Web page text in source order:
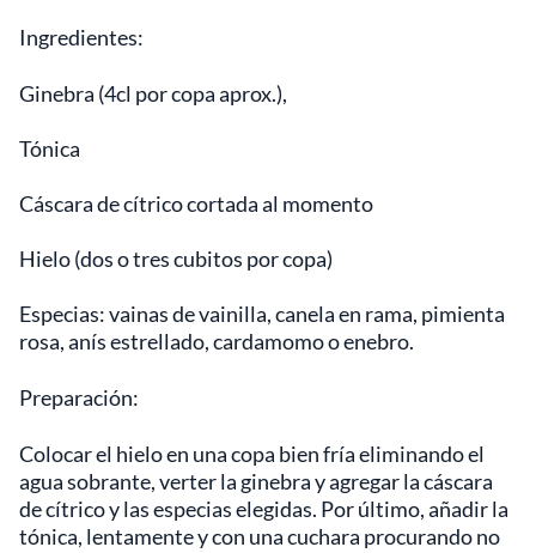
Ingredientes:
Ginebra (4cl por copa aprox.),
Tónica
Cáscara de cítrico cortada al momento
Hielo (dos o tres cubitos por copa)
Especias: vainas de vainilla, canela en rama, pimienta
rosa, anís estrellado, cardamomo o enebro.
Preparación:
Colocar el hielo en una copa bien fría eliminando el
agua sobrante, verter la ginebra y agregar la cáscara
de cítrico y las especias elegidas. Por último, añadir la
tónica, lentamente y con una cuchara procurando no